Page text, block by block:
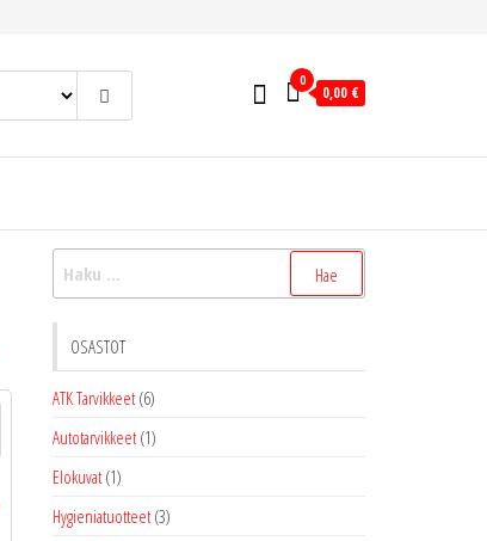
0
0,00 €
Haku:
OSASTOT
ATK Tarvikkeet (6)
Autotarvikkeet (1)
Elokuvat (1)
Hygieniatuotteet (3)